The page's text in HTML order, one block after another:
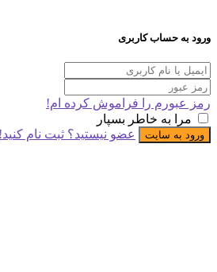
حساب کاربری
را فراموش کرده ام!
به خاطر بسپار
سایت عضو نیستید؟ ثبت نام کنید!